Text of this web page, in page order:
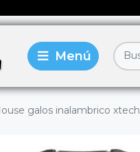
galos inalambrico xtech